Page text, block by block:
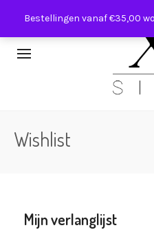
Bestellingen vanaf €35,00
Wishlist
Mijn verlanglijst